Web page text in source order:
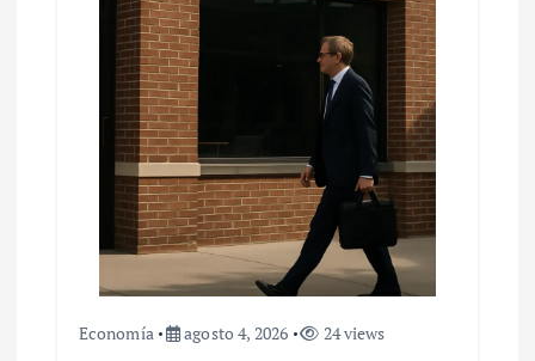
Economía agosto 4, 2026 24 views